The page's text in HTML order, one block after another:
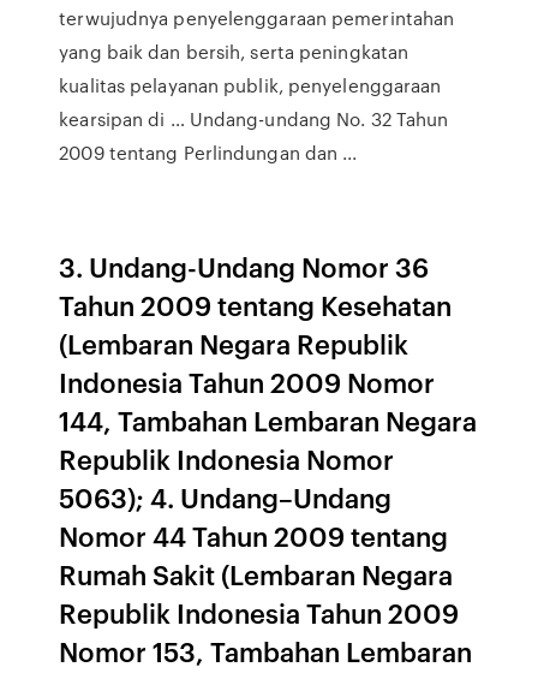
terwujudnya penyelenggaraan pemerintahan
yang baik dan bersih, serta peningkatan
kualitas pelayanan publik, penyelenggaraan
kearsipan di … Undang-undang No. 32 Tahun
2009 tentang Perlindungan dan ...
3. Undang-Undang Nomor 36
Tahun 2009 tentang Kesehatan
(Lembaran Negara Republik
Indonesia Tahun 2009 Nomor
144, Tambahan Lembaran Negara
Republik Indonesia Nomor
5063); 4. Undang–Undang
Nomor 44 Tahun 2009 tentang
Rumah Sakit (Lembaran Negara
Republik Indonesia Tahun 2009
Nomor 153, Tambahan Lembaran